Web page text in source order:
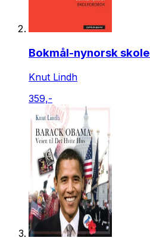
Bokmål-nynorsk
Knut Lindh
359,-